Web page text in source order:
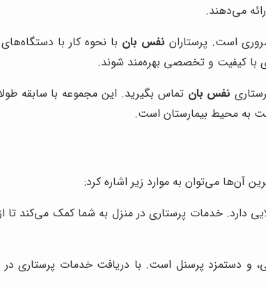
می‌دهند.
است. پرستاران نفس بان با نحوه کار با
با کیفیت و تخصصی بهره‌مند شوند.
نفس بان تماس بگیرید. این مجموعه با سابقه
به محیط بیمارستان است.
آن‌ها می‌توان به موارد زیر اشاره کرد:
دارد. خدمات پرستاری در منزل به شما کمک می‌کند تا
و دستمزد پرسنل است. با دریافت خدمات پرستاری